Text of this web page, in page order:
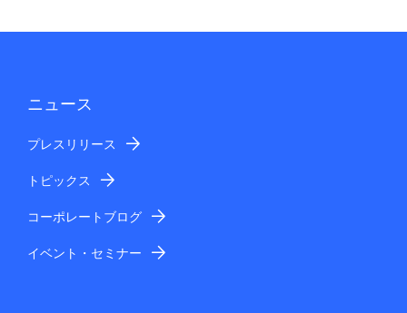
ニュース
プレスリリース
トピックス
コーポレートブログ
イベント・セミナー